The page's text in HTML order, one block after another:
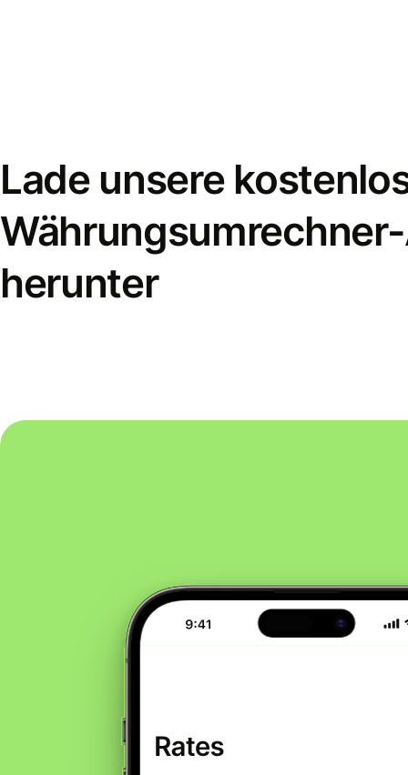
Lade unsere
herunter